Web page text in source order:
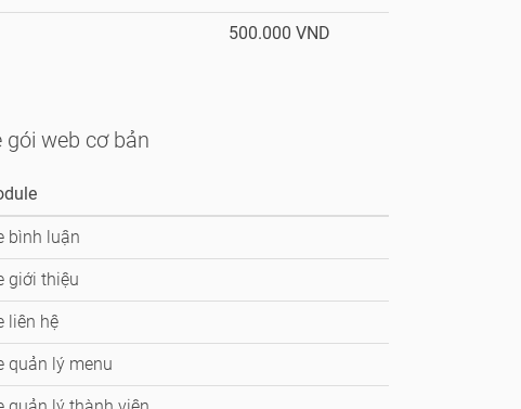
500.000 VND
web cơ bản
bình luận
giới thiệu
liên hệ
quản lý menu